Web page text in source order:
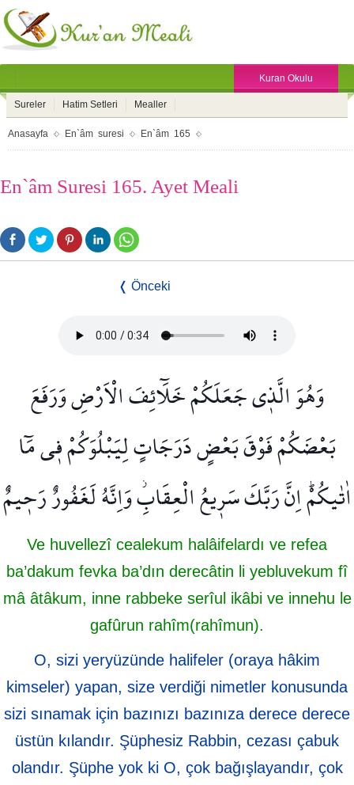
Kuran Okulu
Sureler Hatim Setleri Mealler
Anasayfa En`âm suresi En`âm 165
En`âm Suresi 165. Ayet Meali
❬ Önceki
وَهُوَ الَّذ۪ي جَعَلَكُمْ خَلَٓائِفَ الْاَرْضِ وَرَفَعَ
بَعْضَكُمْ فَوْقَ بَعْضٍ دَرَجَاتٍ لِيَبْلُوَكُمْ ف۪ي مَٓا
اٰتٰيكُمْۜ اِنَّ رَبَّكَ سَر۪يعُ الْعِقَابِۘ وَاِنَّهُ لَغَفُورٌ رَح۪يمٌ
Ve huvellezî cealekum halâifelardı ve refea
ba’dakum fevka ba’dın derecâtin li yebluvekum fî
mâ âtâkum, inne rabbeke serîul ikâbi ve innehu le
gafûrun rahîm(rahîmun).
O, sizi yeryüzünde halifeler (oraya hâkim
kimseler) yapan, size verdiği nimetler konusunda
sizi sınamak için bazınızı bazınıza derece derece
üstün kılandır. Şüphesiz Rabbin, cezası çabuk
olandır. Şüphe yok ki O, çok bağışlayandır, çok